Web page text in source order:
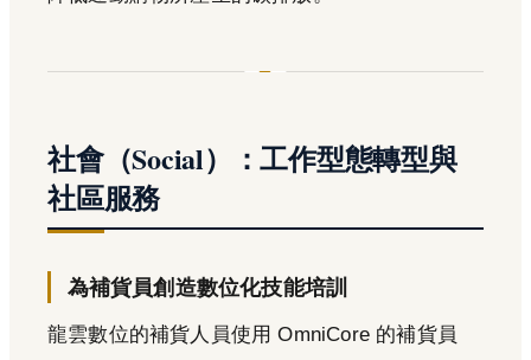
社會（Social）：工作型態轉型與
社區服務
為補貨員創造數位化技能培訓
龍雲數位的補貨人員使用 OmniCore 的補貨員